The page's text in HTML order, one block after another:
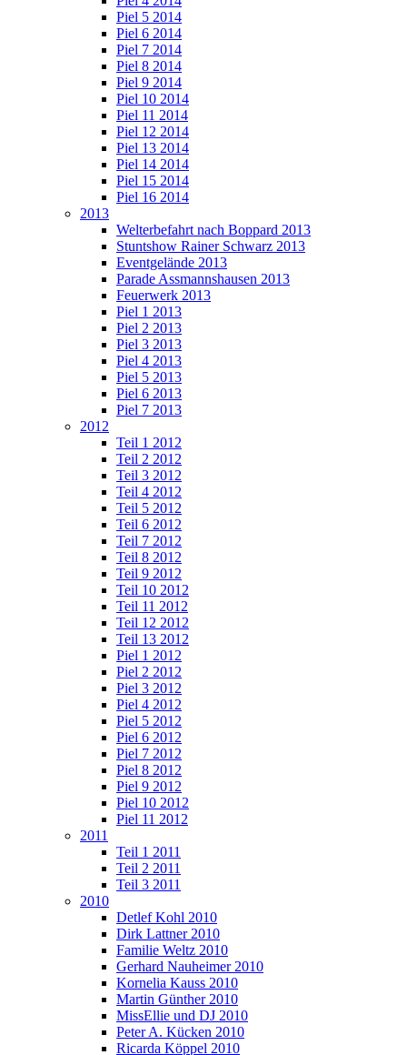
Piel 5 2014
Piel 6 2014
Piel 7 2014
Piel 8 2014
Piel 9 2014
Piel 10 2014
Piel 11 2014
Piel 12 2014
Piel 13 2014
Piel 14 2014
Piel 15 2014
Piel 16 2014
2013
Welterbefahrt nach Boppard 2013
Stuntshow Rainer Schwarz 2013
Eventgelände 2013
Parade Assmannshausen 2013
Feuerwerk 2013
Piel 1 2013
Piel 2 2013
Piel 3 2013
Piel 4 2013
Piel 5 2013
Piel 6 2013
Piel 7 2013
2012
Teil 1 2012
Teil 2 2012
Teil 3 2012
Teil 4 2012
Teil 5 2012
Teil 6 2012
Teil 7 2012
Teil 8 2012
Teil 9 2012
Teil 10 2012
Teil 11 2012
Teil 12 2012
Teil 13 2012
Piel 1 2012
Piel 2 2012
Piel 3 2012
Piel 4 2012
Piel 5 2012
Piel 6 2012
Piel 7 2012
Piel 8 2012
Piel 9 2012
Piel 10 2012
Piel 11 2012
2011
Teil 1 2011
Teil 2 2011
Teil 3 2011
2010
Detlef Kohl 2010
Dirk Lattner 2010
Familie Weltz 2010
Gerhard Nauheimer 2010
Kornelia Kauss 2010
Martin Günther 2010
MissEllie und DJ 2010
Peter A. Kücken 2010
Ricarda Köppel 2010